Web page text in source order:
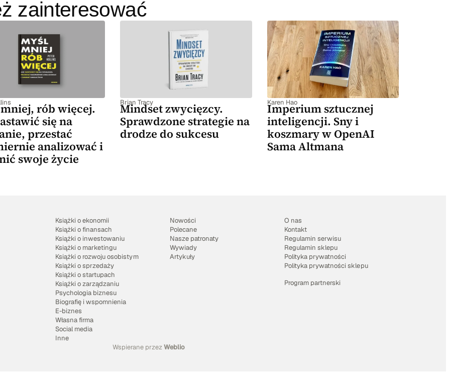
zainteresować
rób więcej.
się na
przestać
analizować i
swoje życie
Brian Tracy
Mindset zwycięzcy.
Sprawdzone strategie na
drodze do sukcesu
Karen Hao
Imperium sztucznej
inteligencji. Sny i
koszmary w OpenAI
Sama Altmana
Książki o ekonomii
Książki o finansach
Książki o inwestowaniu
Książki o marketingu
Książki o rozwoju osobistym
Książki o sprzedaży
Książki o startupach
Książki o zarządzaniu
Psychologia biznesu
Biografię i wspomnienia
E-biznes
Własna firma
Social media
Inne
Nowości
Polecane
Nasze patronaty
Wywiady
Artykuły
O nas
Kontakt
Regulamin serwisu
Regulamin sklepu
Polityka prywatności
Polityka prywatności sklepu
Program partnerski
Wspierane przezWeblio